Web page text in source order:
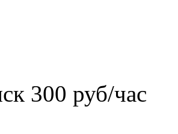
300 руб/час